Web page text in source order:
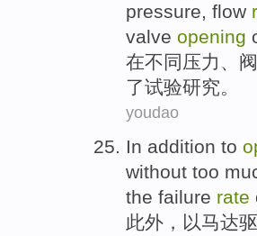
pressure, flow
valve opening
在不同 压力 、 阀
了试验研究。
youdao
In addition to
without too
the failure rate
此外 ， 以马达